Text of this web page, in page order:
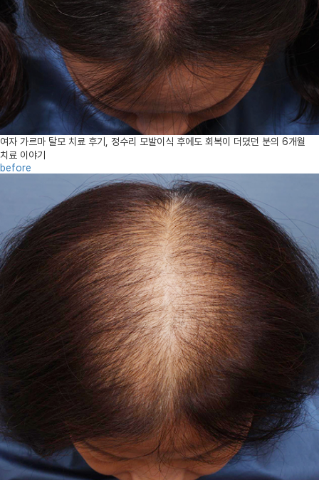
여자 가르마 탈모 치료 후기, 정수리 모발이식 후에도 회복이 더뎠던 분의 6개월
치료 이야기
before